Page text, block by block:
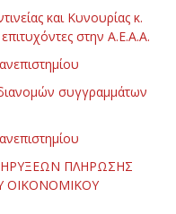
και Κυνουρίας κ.
στην Α.Ε.Α.Α.
συγγραμμάτων
ΠΛΗΡΩΣΗΣ
ΟΙΚΟΝΟΜΙΚΟΥ